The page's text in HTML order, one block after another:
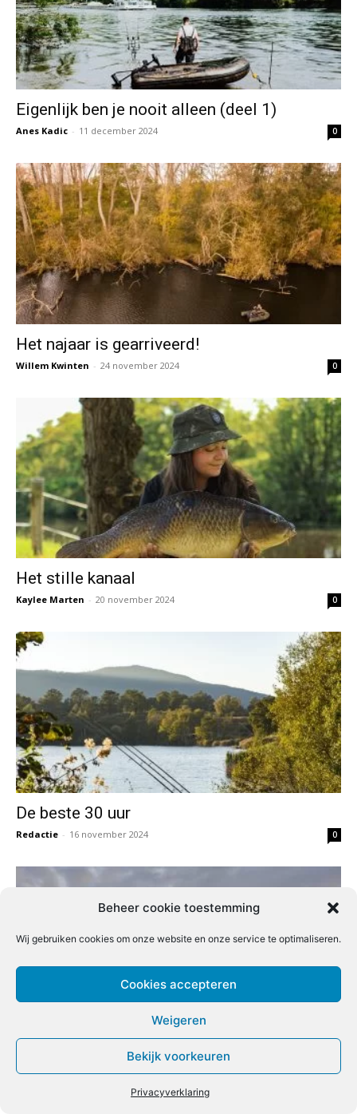
Beheer cookie toestemming
Wij gebruiken cookies om onze website en onze service te optimaliseren.
Cookies accepteren
Weigeren
Bekijk voorkeuren
Privacyverklaring
Eigenlijk ben je nooit alleen (deel 1)
Anes Kadic - 11 december 2024 0
Het najaar is gearriveerd!
Willem Kwinten - 24 november 2024 0
Het stille kanaal
Kaylee Marten - 20 november 2024 0
De beste 30 uur
Redactie - 16 november 2024 0
Op karper met kunstaas
Sander Pothuizen